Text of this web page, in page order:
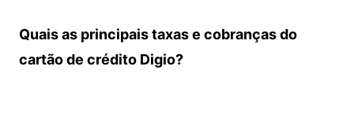
Quais as principais taxas e cobranças do
cartão de crédito Digio?